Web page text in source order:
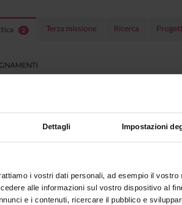
Dettagli Impostazioni
i vostri dati personali, ad esempio il
alle informazioni sul vostro dispositivo al
e i contenuti, ricercare il pubblico e
2 Terza missione Ricerca
NOME
in Scienze
[L-
Pedagogia dell'infanzia [Cognomi
A-L] (2017/2018)